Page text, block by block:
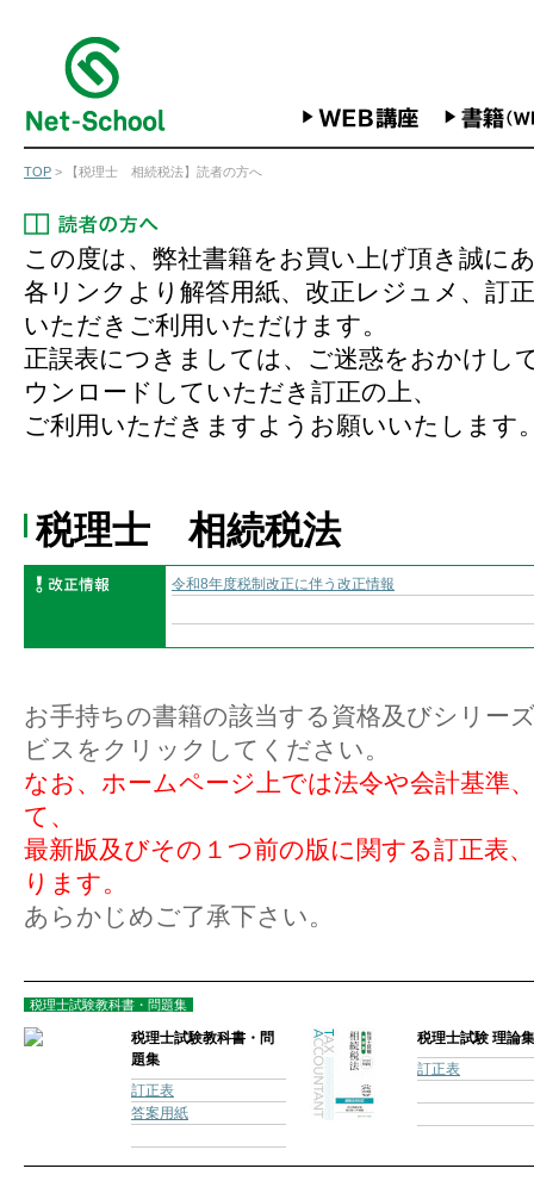
TOP > 【税理士 相続税法】読者の方へ
この度は、弊社書籍をお買い上げ頂き誠に
各リンクより解答用紙、改正レジュメ、訂
いただきご利用いただけます。
正誤表につきましては、ご迷惑をおかけし
ウンロードしていただき訂正の上、
ご利用いただきますようお願いいたします
税理士 相続税法
令和8年度税制改正に伴う改正情報
お手持ちの書籍の該当する資格及びシリー
ビスをクリックしてください。
なお、ホームページ上では法令や会計基準
て、
最新版及びその１つ前の版に関する訂正表
ります。
あらかじめご了承下さい。
税理士試験教科書・問題集
税理士試験教科書・問
題集
訂正表
答案用紙
税理士試験 理論集
訂正表